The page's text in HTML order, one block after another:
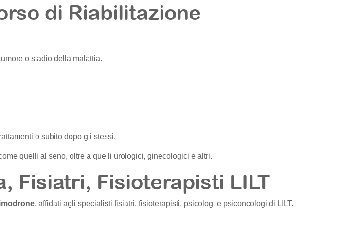
di Riabilitazione
o stadio della malattia.
o subito dopo gli stessi.
quelli al seno, oltre a quelli urologici, ginecologici e altri.
Fisiatri, Fisioterapisti LILT
, affidati agli specialisti fisiatri, fisioterapisti, psicologi e psiconcologi di LILT.